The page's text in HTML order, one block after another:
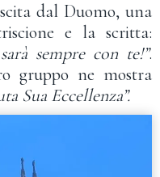
dal Duomo, una
e la scritta:
sempre con te!”.
gruppo ne mostra
Sua Eccellenza”.